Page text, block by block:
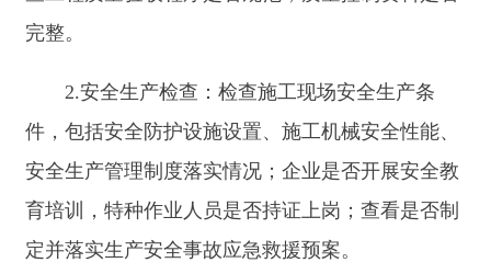
是否依法备案，从业人员是否具备相应资格；房源
信息发布是否真实准确，是否存在发布虚假房源、
哄抬房价、违规收费等行为。
3.物业服务检查：检查物业服务企业是否按照
物业服务合同约定提供服务，服务标准是否达标；